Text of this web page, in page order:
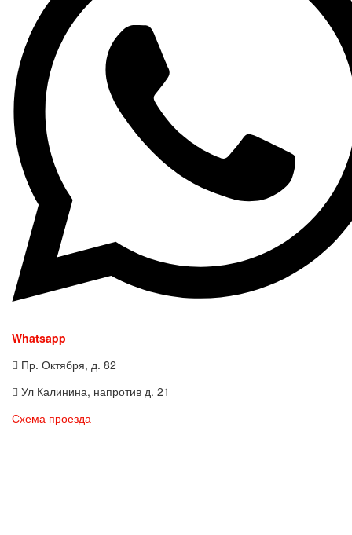
Whatsapp
Пр. Октября, д. 82
Ул Калинина, напротив д. 21
Схема проезда